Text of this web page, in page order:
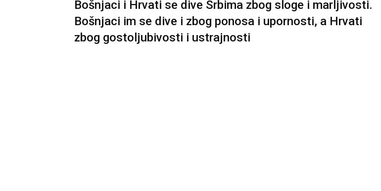
Bošnjaci i Hrvati se dive Srbima zbog sloge i marljivosti.
Bošnjaci im se dive i zbog ponosa i upornosti, a Hrvati
zbog gostoljubivosti i ustrajnosti